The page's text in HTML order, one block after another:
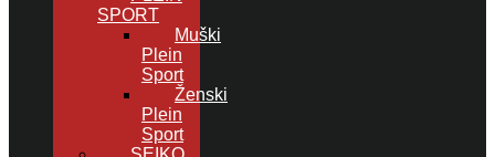
SPORT
Muški
Plein
Sport
Ženski
Plein
Sport